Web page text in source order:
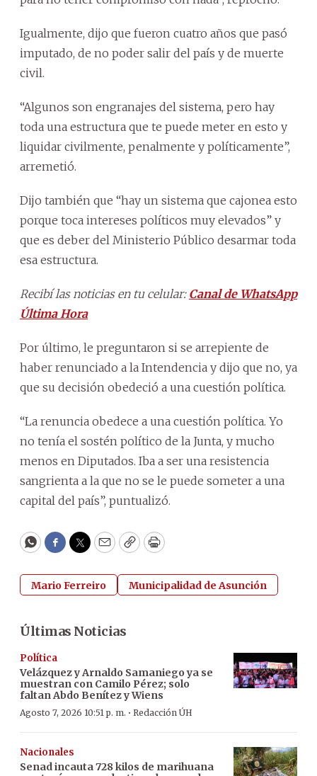
Igualmente, dijo que fueron cuatro años que pasó
imputado, de no poder salir del país y de muerte
civil.
“Algunos son engranajes del sistema, pero hay
toda una estructura que te puede meter en esto y
liquidar civilmente, penalmente y políticamente”,
arremetió.
Dijo también que “hay un sistema que cajonea esto
porque toca intereses políticos muy elevados” y
que es deber del Ministerio Público desarmar toda
esa estructura.
Recibí las noticias en tu celular: Canal de WhatsApp
Última Hora
Por último, le preguntaron si se arrepiente de
haber renunciado a la Intendencia y dijo que no, ya
que su decisión obedeció a una cuestión política.
“La renuncia obedece a una cuestión política. Yo
no tenía el sostén político de la Junta, y mucho
menos en Diputados. Iba a ser una resistencia
sangrienta a la que no se le puede someter a una
capital del país”, puntualizó.
WhatsApp
Facebook
Twitter
EmailCopyPrint
Mario Ferreiro Municipalidad de Asunción
Últimas Noticias
Política
Velázquez y Arnaldo Samaniego ya se
muestran con Camilo Pérez; solo
faltan Abdo Benítez y Wiens
Agosto 7, 2026 10:51 p. m. · Redacción ÚH
Nacionales
Senad incauta 728 kilos de marihuana